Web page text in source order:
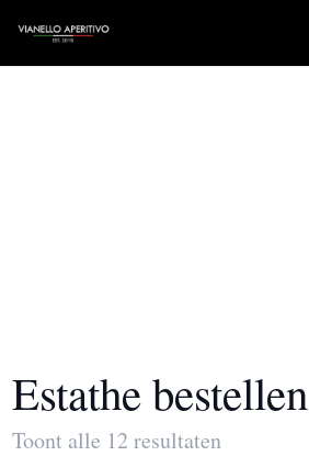
Estathe bestellen
Toont alle 12 resultaten